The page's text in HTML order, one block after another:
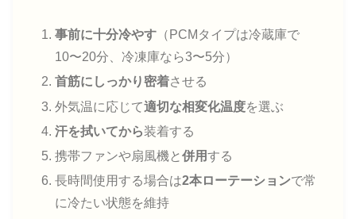
事前に十分冷やす （PCMタイプは冷蔵庫で
10〜20分、冷凍庫なら3〜5分）
首筋にしっかり密着させる
外気温に応じて適切な相変化温度を選ぶ
汗を拭いてから装着する
携帯ファンや扇風機と併用する
長時間使用する場合は2本ローテーションで常
に冷たい状態を維持